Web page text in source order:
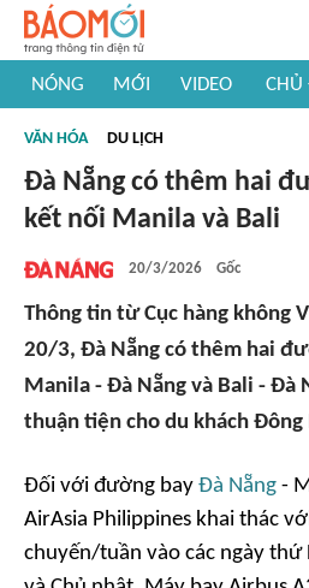
NÓNG MỚI VIDEO CHỦ
#Khám phá thế giới
VĂN HÓA DU LỊCH
Đà Nẵng có thêm hai
kết nối Manila và Bali
20/3/2026 Gốc
Thông tin từ Cục hàng không
20/3, Đà Nẵng có thêm hai
Manila - Đà Nẵng và Bali - Đà
thuận tiện cho du khách Đông
Đối với đường bay Đà Nẵng -
AirAsia Philippines khai thác
chuyến/tuần vào các ngày thứ